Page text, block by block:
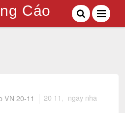
Cáo
VN 20-11 20 11
ngay nha